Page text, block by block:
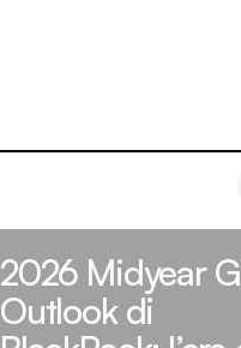
2026 Midyear
Outlook di